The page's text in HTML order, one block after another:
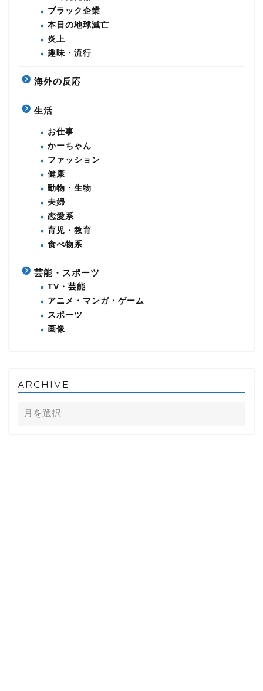
ブラック企業
本日の地球滅亡
炎上
趣味・流行
海外の反応
生活
お仕事
かーちゃん
ファッション
健康
動物・生物
夫婦
恋愛系
育児・教育
食べ物系
芸能・スポーツ
TV・芸能
アニメ・マンガ・ゲーム
スポーツ
画像
ARCHIVE